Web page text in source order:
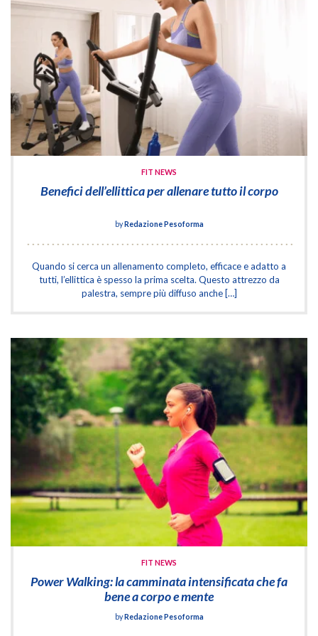
FIT NEWS
Benefici dell’ellittica per allenare tutto il corpo
by Redazione Pesoforma
Quando si cerca un allenamento completo, efficace e adatto a
tutti, l’ellittica è spesso la prima scelta. Questo attrezzo da
palestra, sempre più diffuso anche […]
FIT NEWS
Power Walking: la camminata intensificata che fa
bene a corpo e mente
by Redazione Pesoforma